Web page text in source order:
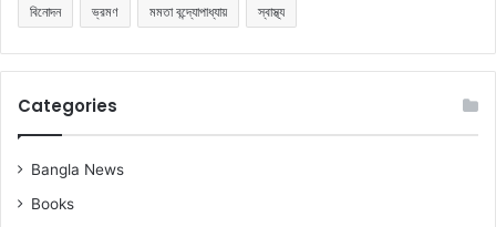
বিনোদন ভ্রমণ মমতা বন্দ্যোপাধ্যায় স্বাস্থ্য
Categories
Bangla News
Books